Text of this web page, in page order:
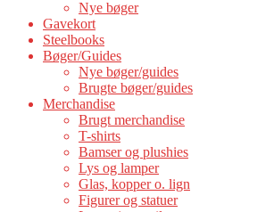
Nye bøger
Gavekort
Steelbooks
Bøger/Guides
Nye bøger/guides
Brugte bøger/guides
Merchandise
Brugt merchandise
T-shirts
Bamser og plushies
Lys og lamper
Glas, kopper o. lign
Figurer og statuer